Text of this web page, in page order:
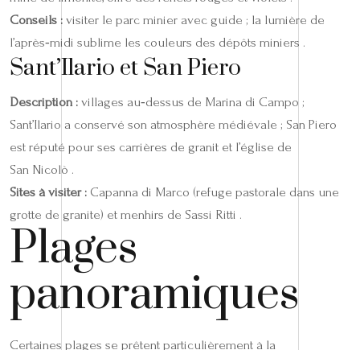
Conseils : visiter le parc minier avec guide ; la lumière de
l’après‑midi sublime les couleurs des dépôts miniers .
Sant’Ilario et San Piero
Description : villages au‑dessus de Marina di Campo ;
Sant’Ilario a conservé son atmosphère médiévale ; San Piero
est réputé pour ses carrières de granit et l’église de
San Nicolò .
Sites à visiter : Capanna di Marco (refuge pastorale dans une
grotte de granite) et menhirs de Sassi Ritti .
Plages
panoramiques
Certaines plages se prêtent particulièrement à la